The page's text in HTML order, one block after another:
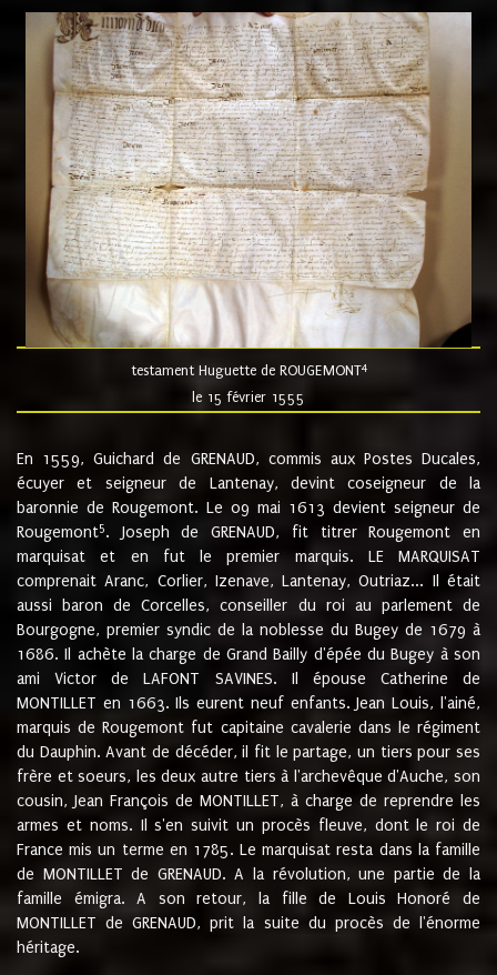
testament Huguette de ROUGEMONT4
le 15 février 1555
En 1559, Guichard de GRENAUD, commis aux Postes Ducales,
écuyer et seigneur de Lantenay, devint coseigneur de la
baronnie de Rougemont. Le 09 mai 1613 devient seigneur de
Rougemont5. Joseph de GRENAUD, fit titrer Rougemont en
marquisat et en fut le premier marquis. LE MARQUISAT
comprenait Aranc, Corlier, Izenave, Lantenay, Outriaz... Il était
aussi baron de Corcelles, conseiller du roi au parlement de
Bourgogne, premier syndic de la noblesse du Bugey de 1679 à
1686. Il achète la charge de Grand Bailly d'épée du Bugey à son
ami Victor de LAFONT SAVINES. Il épouse Catherine de
MONTILLET en 1663. Ils eurent neuf enfants. Jean Louis, l'ainé,
marquis de Rougemont fut capitaine cavalerie dans le régiment
du Dauphin. Avant de décéder, il fit le partage, un tiers pour ses
frère et soeurs, les deux autre tiers à l'archevêque d'Auche, son
cousin, Jean François de MONTILLET, à charge de reprendre les
armes et noms. Il s'en suivit un procès fleuve, dont le roi de
France mis un terme en 1785. Le marquisat resta dans la famille
de MONTILLET de GRENAUD. A la révolution, une partie de la
famille émigra. A son retour, la fille de Louis Honoré de
MONTILLET de GRENAUD, prit la suite du procès de l'énorme
héritage.